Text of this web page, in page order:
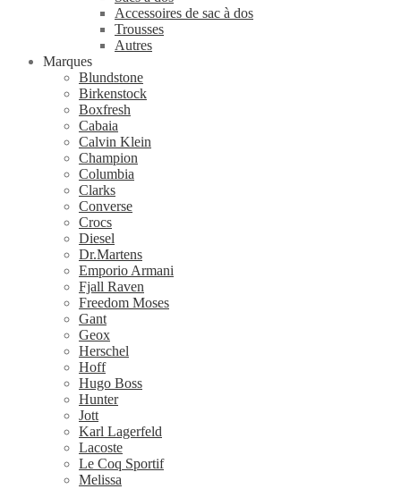
Accessoires de sac à dos
Trousses
Autres
Marques
Blundstone
Birkenstock
Boxfresh
Cabaia
Calvin Klein
Champion
Columbia
Clarks
Converse
Crocs
Diesel
Dr.Martens
Emporio Armani
Fjall Raven
Freedom Moses
Gant
Geox
Herschel
Hoff
Hugo Boss
Hunter
Jott
Karl Lagerfeld
Lacoste
Le Coq Sportif
Melissa